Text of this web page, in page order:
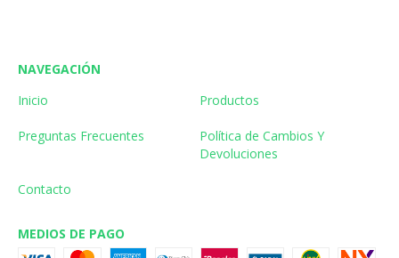
NAVEGACIÓN
Inicio
Productos
Preguntas Frecuentes
Política de Cambios Y
Devoluciones
Contacto
MEDIOS DE PAGO